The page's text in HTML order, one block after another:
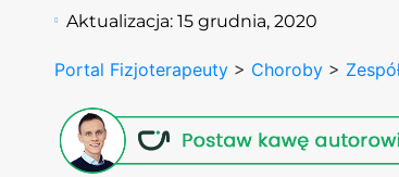
Aktualizacja:15 grudnia, 2020
Portal Fizjoterapeuty > Choroby >